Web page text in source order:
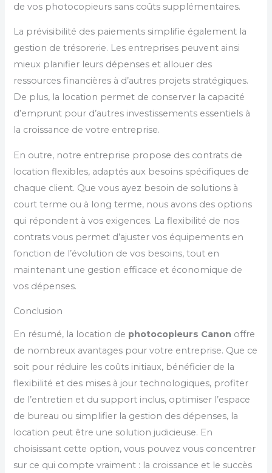
de vos photocopieurs sans coûts supplémentaires.
La prévisibilité des paiements simplifie également la
gestion de trésorerie. Les entreprises peuvent ainsi
mieux planifier leurs dépenses et allouer des
ressources financières à d’autres projets stratégiques.
De plus, la location permet de conserver la capacité
d’emprunt pour d’autres investissements essentiels à
la croissance de votre entreprise.
En outre, notre entreprise propose des contrats de
location flexibles, adaptés aux besoins spécifiques de
chaque client. Que vous ayez besoin de solutions à
court terme ou à long terme, nous avons des options
qui répondent à vos exigences. La flexibilité de nos
contrats vous permet d’ajuster vos équipements en
fonction de l’évolution de vos besoins, tout en
maintenant une gestion efficace et économique de
vos dépenses.
Conclusion
En résumé, la location de photocopieurs Canon offre
de nombreux avantages pour votre entreprise. Que ce
soit pour réduire les coûts initiaux, bénéficier de la
flexibilité et des mises à jour technologiques, profiter
de l’entretien et du support inclus, optimiser l’espace
de bureau ou simplifier la gestion des dépenses, la
location peut être une solution judicieuse. En
choisissant cette option, vous pouvez vous concentrer
sur ce qui compte vraiment : la croissance et le succès